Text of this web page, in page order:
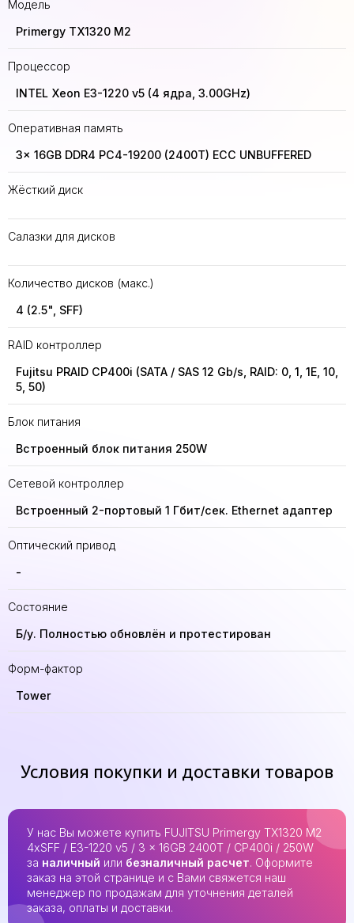
Модель
Primergy TX1320 M2
Процессор
INTEL Xeon E3-1220 v5 (4 ядра, 3.00GHz)
Оперативная память
3x 16GB DDR4 PC4-19200 (2400T) ECC UNBUFFERED
Жёсткий диск
Салазки для дисков
Количество дисков (макс.)
4 (2.5", SFF)
RAID контроллер
Fujitsu PRAID CP400i (SATA / SAS 12 Gb/s, RAID: 0, 1, 1E, 10,
5, 50)
Блок питания
Встроенный блок питания 250W
Сетевой контроллер
Встроенный 2-портовый 1 Гбит/сек. Ethernet адаптер
Оптический привод
-
Состояние
Б/у. Полностью обновлён и протестирован
Форм-фактор
Tower
Условия покупки и доставки товаров
У нас Вы можете купить FUJITSU Primergy TX1320 M2
4xSFF / E3-1220 v5 / 3 x 16GB 2400T / CP400i / 250W
за наличный или безналичный расчет. Оформите
заказ на этой странице и с Вами свяжется наш
менеджер по продажам для уточнения деталей
заказа, оплаты и доставки.